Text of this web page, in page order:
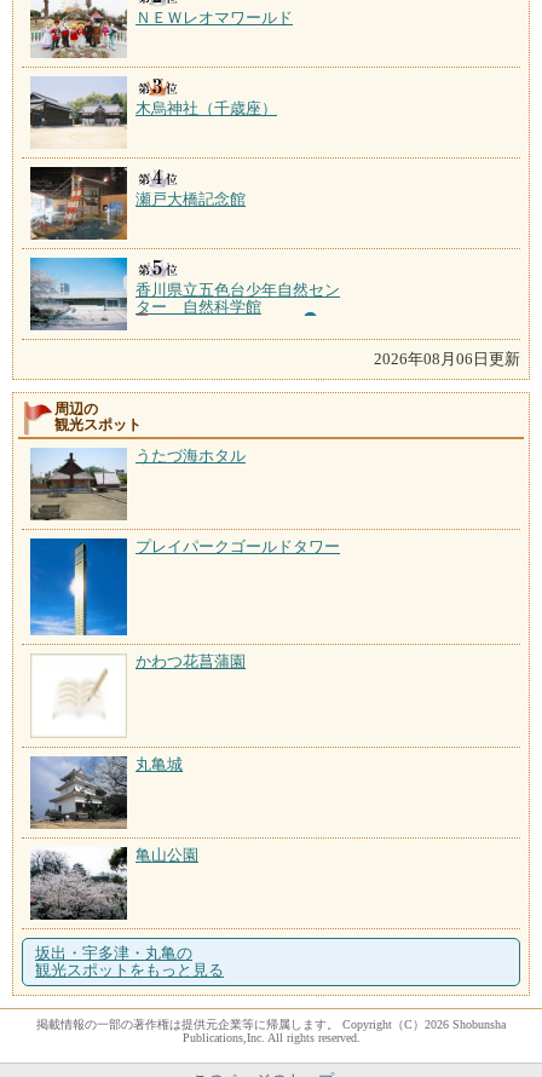
ＮＥＷレオマワールド
木烏神社（千歳座）
瀬戸大橋記念館
香川県立五色台少年自然セン
ター 自然科学館
2026年08月06日更新
周辺の
観光スポット
うたづ海ホタル
プレイパークゴールドタワー
かわつ花菖蒲園
丸亀城
亀山公園
坂出・宇多津・丸亀の
観光スポットをもっと見る
掲載情報の一部の著作権は提供元企業等に帰属します。 Copyright（C）2026 Shobunsha
Publications,Inc. All rights reserved.